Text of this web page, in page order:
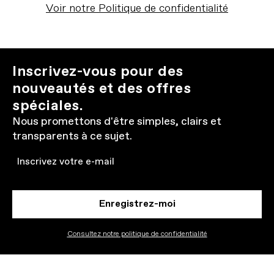
Voir notre Politique de confidentialité
Inscrivez-vous pour des
nouveautés et des offres
spéciales.
Nous promettons d'être simples, clairs et
transparents à ce sujet.
Email
Enregistrez-moi
Consultez notre politique de confidentialité